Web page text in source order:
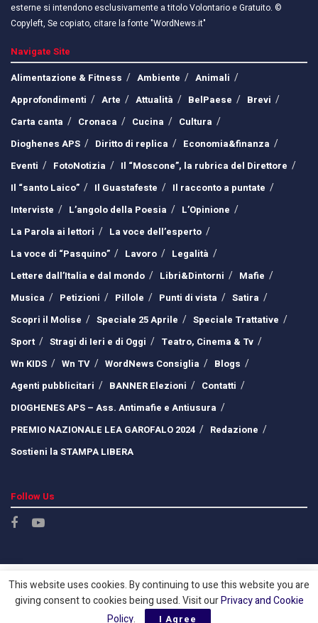
esterne si intendono esclusivamente a titolo Volontario e Gratuito. ©
Copyleft, Se copiato, citare la fonte "WordNews.it"
Navigate Site
Alimentazione & Fitness
Ambiente
Animali
Approfondimenti
Arte Attualità BelPaese
Brevi
Carta canta
Cronaca Cucina
Cultura
Dioghenes APS
Diritto di replica
Economia&finanza
Eventi
FotoNotizia
Il “Moscone”, la rubrica del Direttore
Il “santo Laico”
Il Guastafeste
Il racconto a puntate
Interviste
L’angolo della Poesia
L’Opinione
La Parola ai lettori
La voce dell’esperto
La voce di “Pasquino”
Lavoro
Legalità
Lettere dall’Italia e dal mondo
Libri&Dintorni
Mafie
Musica
Petizioni Pillole Punti di vista
Satira
Scopri il Molise
Speciale 25 Aprile
Speciale Trattative
Sport
Stragi di Ieri e di Oggi
Teatro, Cinema & Tv
Wn KIDS
Wn TV WordNews Consiglia
Blogs
Agenti pubblicitari
BANNER Elezioni
Contatti
DIOGHENES APS – Ass. Antimafie e Antiusura
PREMIO NAZIONALE LEA GAROFALO 2024
Redazione
Sostieni la STAMPA LIBERA
Follow Us
This website uses cookies. By continuing to use this website you are
giving consent to cookies being used. Visit ourPrivacy and Cookie
Policy. I Agree